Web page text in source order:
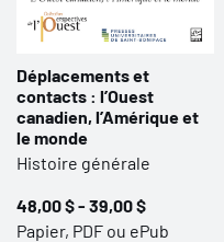
Déplacements et
contacts : l’Ouest
canadien, l’Amérique et
le monde
Histoire générale
48,00 $ - 39,00 $
Papier, PDF ou ePub